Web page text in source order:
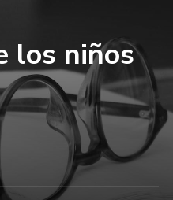
los niños